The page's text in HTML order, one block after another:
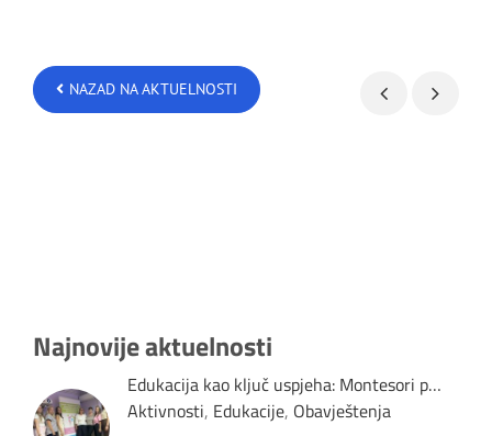
NAZAD NA AKTUELNOSTI
Najnovije aktuelnosti
Edukacija kao ključ uspjeha: Montesori p…
Aktivnosti, Edukacije, Obavještenja